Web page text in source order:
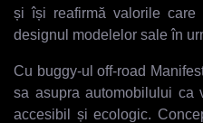
și își reafirmă valorile
designul modelelor sale în
Cu buggy-ul off-road
sa asupra automobilului ca
accesibil și ecologic.